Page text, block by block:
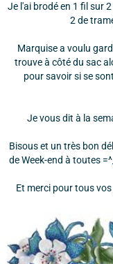
Je l'ai brodé en 1 fil sur
2 de
Marquise a voulu
trouve à côté du sac
pour savoir si se
Je vous dit à la
Bisous et un très bon
de Week-end à toutes
Et merci pour tous